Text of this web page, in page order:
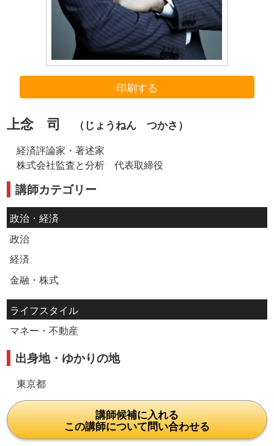
印刷する
上念 司 （じょうねん つかさ）
経済評論家・著述家
株式会社監査と分析 代表取締役
講師カテゴリー
政治・経済
政治
経済
金融・株式
ライフスタイル
マネー・不動産
出身地・ゆかりの地
東京都
講師候補に入れる
この講師について問い合わせる